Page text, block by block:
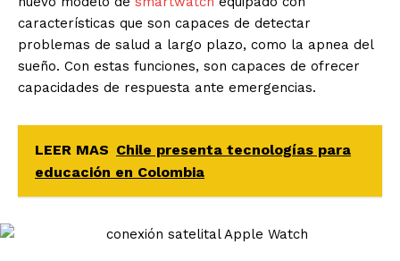
características que son capaces de detectar
problemas de salud a largo plazo, como la apnea del
sueño. Con estas funciones, son capaces de ofrecer
capacidades de respuesta ante emergencias.
LEER MAS Chile presenta tecnologías para
educación en Colombia